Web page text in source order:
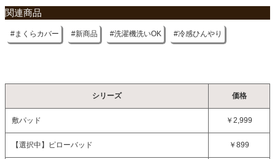
関連商品
まくらカバー 新商品 洗濯機洗いOK 冷感ひんやり
シリーズ 価格
敷パッド ￥2,999
【選択中】 ピローバッド ￥899